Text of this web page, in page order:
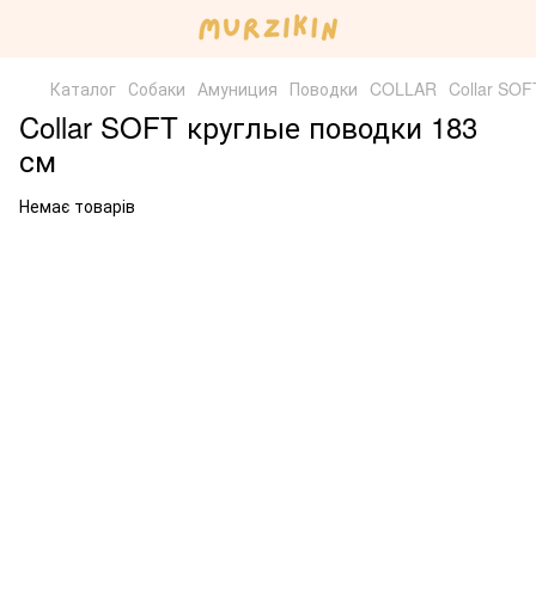
Каталог Собаки Амуниция Поводки COLLAR Collar
Collar SOFT круглые поводки 183
см
Немає товарів